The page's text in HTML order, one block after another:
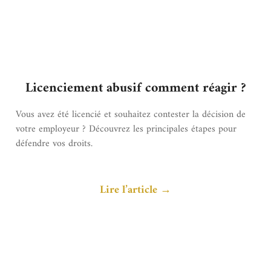
Licenciement abusif comment réagir ?
Vous avez été licencié et souhaitez contester la décision de
votre employeur ? Découvrez les principales étapes pour
défendre vos droits.
Lire l’article →